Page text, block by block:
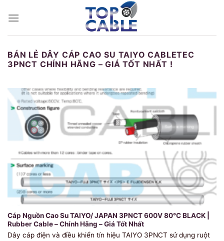
BÁN LẺ DÂY CÁP CAO SU TAIYO CABLETEC
3PNCT CHÍNH HÃNG – GIÁ TỐT NHẤT !
Cáp Nguồn Cao Su TAIYO/ JAPAN 3PNCT 600V 80°C BLACK |
Rubber Cable – Chính Hãng – Giá Tốt Nhất
Dây cáp điện và điều khiển tín hiệu TAIYO 3PNCT sử dụng ruột